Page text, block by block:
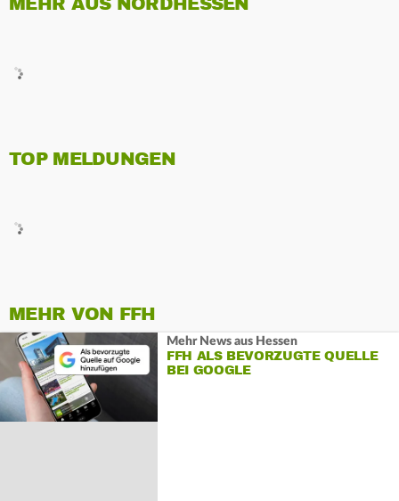
TOP MELDUNGEN
MEHR VON FFH
Mehr News aus Hessen
FFH ALS BEVORZUGTE QUELLE
BEI GOOGLE